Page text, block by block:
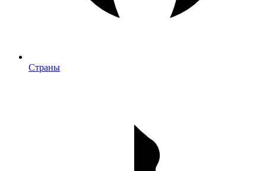
Страны